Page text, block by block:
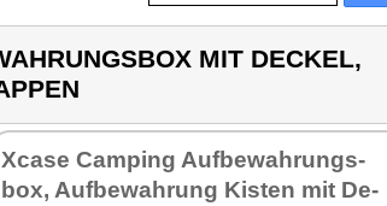
MIT DECKEL,
Xca­se Cam­ping Auf­be­wah­rungs­
box, Auf­be­wah­rung Kis­ten mit De­